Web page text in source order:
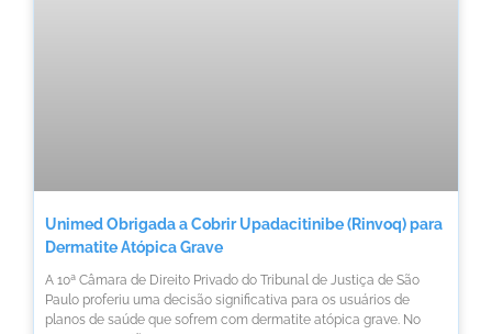
Unimed Obrigada a Cobrir Upadacitinibe (Rinvoq) para
Dermatite Atópica Grave
A 10ª Câmara de Direito Privado do Tribunal de Justiça de São
Paulo proferiu uma decisão significativa para os usuários de
planos de saúde que sofrem com dermatite atópica grave. No